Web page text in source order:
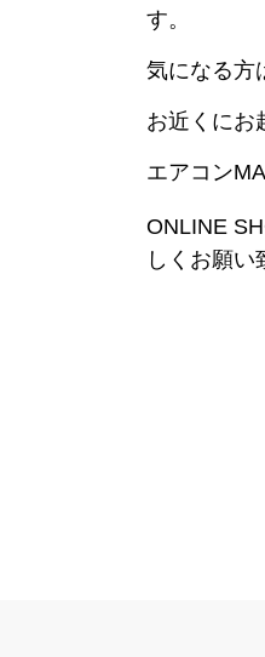
す。
気になる方
お近くにお
エアコン
ONLINE
しくお願い